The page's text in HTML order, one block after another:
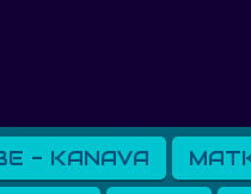
- KANAVA